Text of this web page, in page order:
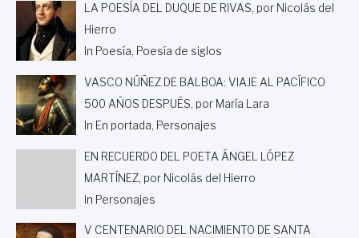
LA POESÍA DEL DUQUE DE RIVAS, por Nicolás del
Hierro
In Poesía, Poesía de siglos
VASCO NÚÑEZ DE BALBOA: VIAJE AL PACÍFICO
500 AÑOS DESPUÉS, por María Lara
In En portada, Personajes
EN RECUERDO DEL POETA ÁNGEL LÓPEZ
MARTÍNEZ, por Nicolás del Hierro
In Personajes
V CENTENARIO DEL NACIMIENTO DE SANTA